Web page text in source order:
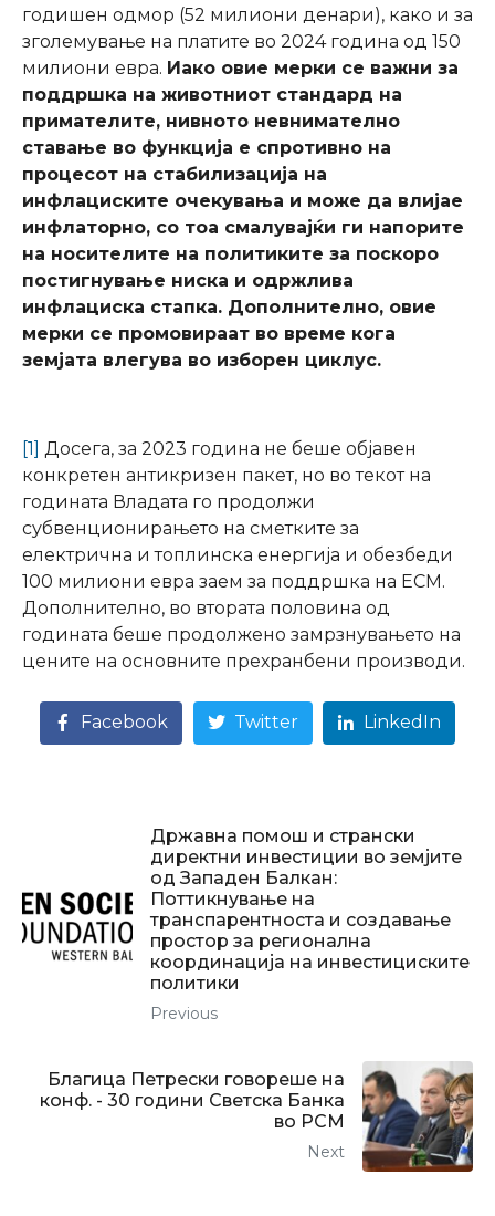
годишен одмор (52 милиони денари), како и за
зголемување на платите во 2024 година од 150
милиони евра. Иако овие мерки се важни за
поддршка на животниот стандард на
примателите, нивното невнимателно
ставање во функција е спротивно на
процесот на стабилизација на
инфлациските очекувања и може да влијае
инфлаторно, со тоа смалувајќи ги напорите
на носителите на политиките за поскоро
постигнување ниска и одржлива
инфлациска стапка. Дополнително, овие
мерки се промовираат во време кога
земјата влегува во изборен циклус.
[1] Досега, за 2023 година не беше објавен
конкретен антикризен пакет, но во текот на
годината Владата го продолжи
субвенционирањето на сметките за
електрична и топлинска енергија и обезбеди
100 милиони евра заем за поддршка на ЕСМ.
Дополнително, во втората половина од
годината беше продолжено замрзнувањето на
цените на основните прехранбени производи.
Facebook Twitter LinkedIn
Државна помош и странски
директни инвестиции во земјите
од Западен Балкан:
Поттикнување на
транспарентноста и создавање
простор за регионална
координација на инвестициските
политики
Previous
Благица Петрески говореше на
конф. - 30 години Светска Банка
во РСМ
Next